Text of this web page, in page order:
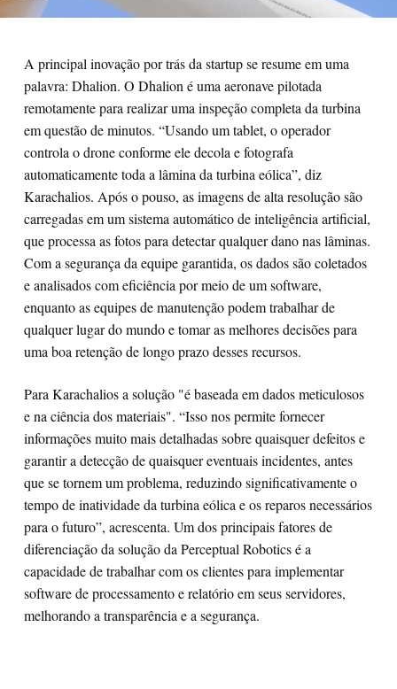
A principal inovação por trás da startup se resume em uma
palavra: Dhalion. O Dhalion é uma aeronave pilotada
remotamente para realizar uma inspeção completa da turbina
em questão de minutos. “Usando um tablet, o operador
controla o drone conforme ele decola e fotografa
automaticamente toda a lâmina da turbina eólica”, diz
Karachalios. Após o pouso, as imagens de alta resolução são
carregadas em um sistema automático de inteligência artificial,
que processa as fotos para detectar qualquer dano nas lâminas.
Com a segurança da equipe garantida, os dados são coletados
e analisados ​​com eficiência por meio de um software,
enquanto as equipes de manutenção podem trabalhar de
qualquer lugar do mundo e tomar as melhores decisões para
uma boa retenção de longo prazo desses recursos.
Para Karachalios a solução "é baseada em dados meticulosos
e na ciência dos materiais". “Isso nos permite fornecer
informações muito mais detalhadas sobre quaisquer defeitos e
garantir a detecção de quaisquer eventuais incidentes, antes
que se tornem um problema, reduzindo significativamente o
tempo de inatividade da turbina eólica e os reparos necessários
para o futuro”, acrescenta. Um dos principais fatores de
diferenciação da solução da Perceptual Robotics é a
capacidade de trabalhar com os clientes para implementar
software de processamento e relatório em seus servidores,
melhorando a transparência e a segurança.